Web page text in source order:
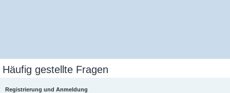
Häufig gestellte Fragen
Registrierung und Anmeldung